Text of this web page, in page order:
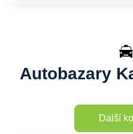
Autobazary
Další